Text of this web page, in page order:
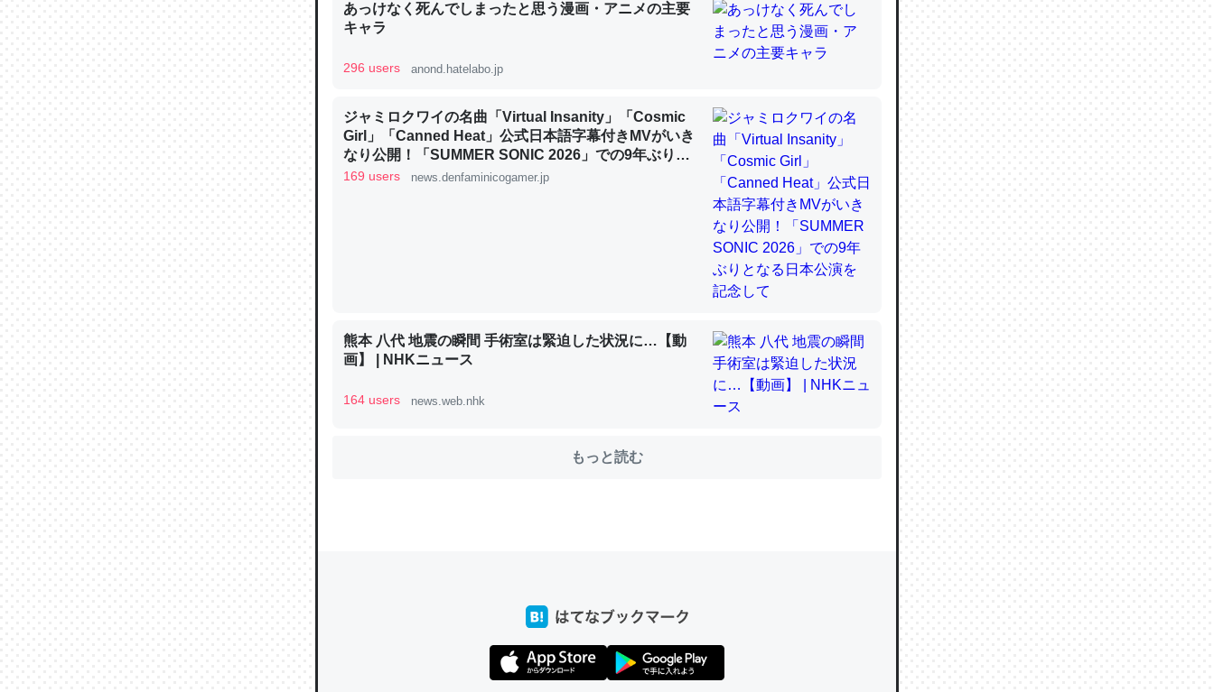
論文では「淡水はカルシウムも酸素も不足してて両方に不利だから両方が拮抗してるので
は」とあって面白い。海にいる鋏角類（カブトガニ・ウミグモ）はカルシウムを使わずキ
─ニュース :: 【研究発表】昆虫学の大問題＝「昆虫はなぜ海にいないのか」に関する新仮説
これを元に考えるとカルシウムを大量に使う脊椎動物と貝類は苦労してるんだな…。腹足
─ニュース :: 【研究発表】昆虫学の大問題＝「昆虫はなぜ海にいないのか」に関する新仮説
ウチもEchoを実家に置いて４年。でたまに覗いてる。ぼちぼちRingも置こうかと画策
中。あと、Googleマップで位置情報を共有してる。電池残量や充電中かが分かるのでこ
れ見て生きてるなって分かる。
を実質100倍以上に伸ばす効果があるはず……
─たまにLINEするくらいだった遠方の父67歳と僕。ITツール導入でコミュニケーションが劇的に変化し
あっけなく死んでしまったと思う漫画・アニメの主要
キャラ
296 users anond.hatelabo.jp
ジャミロクワイの名曲「Virtual Insanity」「Cosmic
Girl」「Canned Heat」公式日本語字幕付きMVがいき
なり公開！「SUMMER SONIC 2026」での9年ぶりと
なる日本公演を記念して
169 users news.denfaminicogamer.jp
熊本 八代 地震の瞬間 手術室は緊迫した状況に…【動
画】 | NHKニュース
164 users news.web.nhk
もっと読む